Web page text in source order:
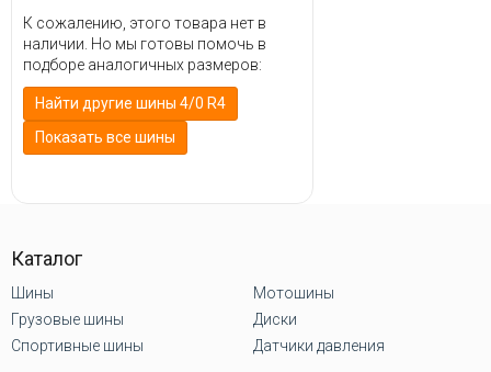
К сожалению, этого товара нет в
наличии. Но мы готовы помочь в
подборе аналогичных размеров:
Найти другие шины 4/0 R4
Показать все шины
Каталог
Шины
Грузовые шины
Спортивные шины
Мотошины
Диски
Датчики давления